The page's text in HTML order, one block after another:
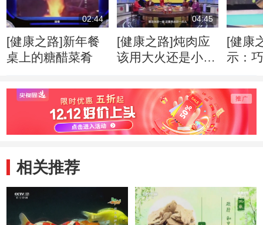
02:44
[健康之路]新年餐
桌上的糖醋菜肴
04:45
[健康之路]炖肉应
该用大火还是小
[健康
示：
相关推荐